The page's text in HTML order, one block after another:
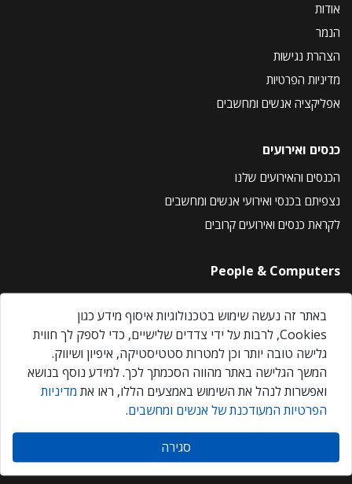
אודות
הנמר
הצהרת נגישות
מדיניות הפרטיות
אפליקציה אנשים ומחשבים
כנסים ואירועים
הכנסים והאירועים שלנו
נצפיתם בכנסי ואירועי אנשים ומחשבים
לקראת כנסים ואירועים קרובים
People & Computers
About Us
Privacy Policy
Contact Us
Our Events
אנשים ומחשבים © 2026 – כל הזכויות שמורות
באתר זה נעשה שימוש בטכנולוגיות איסוף מידע כגון
Cookies, לרבות על ידי צדדים שלישיים, כדי לספק לך חווית
גלישה טובה יותר וכן למטרות סטטיסטיקה, איפיון ושיווק.
המשך הגלישה באתר מהווה הסכמתך לכך. למידע נוסף בנושא
ואפשרות לנהל את השימוש באמצעים הללו, ראו את מדיניות
הפרטיות המעודכנת של אנשים ומחשבים.
סגירה